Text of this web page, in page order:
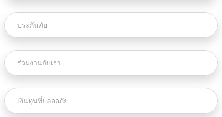
ประกันภัย
ร่วมงานกับเรา
เงินทุนที่ปลอดภัย